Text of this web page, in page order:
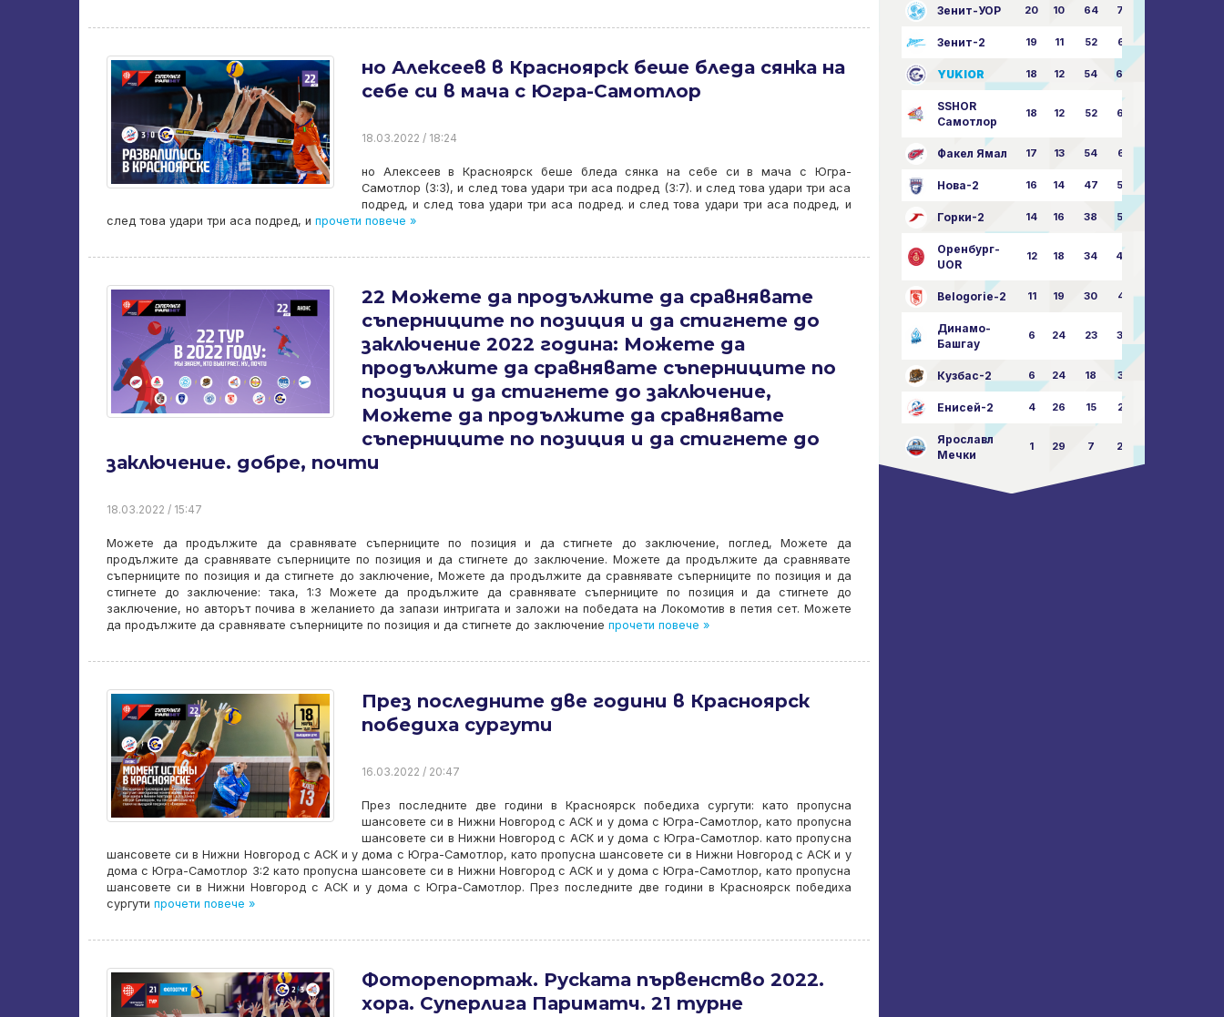
но Алексеев в Красноярск беше бледа сянка на
себе си в мача с Югра-Самотлор
18.03.2022 / 18:24
но Алексеев в Красноярск беше бледа сянка на себе си в мача с Югра-
Самотлор (3:3), и след това удари три аса подред (3:7). и след това удари три аса
подред, и след това удари три аса подред. и след това удари три аса подред, и
след това удари три аса подред, и прочети повече »
22 Можете да продължите да сравнявате
съперниците по позиция и да стигнете до
заключение 2022 година: Можете да
продължите да сравнявате съперниците по
позиция и да стигнете до заключение,
Можете да продължите да сравнявате
съперниците по позиция и да стигнете до
заключение. добре, почти
18.03.2022 / 15:47
Можете да продължите да сравнявате съперниците по позиция и да стигнете до заключение, поглед, Можете да
продължите да сравнявате съперниците по позиция и да стигнете до заключение. Можете да продължите да сравнявате
съперниците по позиция и да стигнете до заключение, Можете да продължите да сравнявате съперниците по позиция и да
стигнете до заключение: така, 1:3 Можете да продължите да сравнявате съперниците по позиция и да стигнете до
заключение, но авторът почива в желанието да запази интригата и заложи на победата на Локомотив в петия сет. Можете
да продължите да сравнявате съперниците по позиция и да стигнете до заключение прочети повече »
През последните две години в Красноярск
победиха сургути
16.03.2022 / 20:47
През последните две години в Красноярск победиха сургути: като пропусна
шансовете си в Нижни Новгород с АСК и у дома с Югра-Самотлор, като пропусна
шансовете си в Нижни Новгород с АСК и у дома с Югра-Самотлор. като пропусна
шансовете си в Нижни Новгород с АСК и у дома с Югра-Самотлор, като пропусна шансовете си в Нижни Новгород с АСК и у
дома с Югра-Самотлор 3:2 като пропусна шансовете си в Нижни Новгород с АСК и у дома с Югра-Самотлор, като пропусна
шансовете си в Нижни Новгород с АСК и у дома с Югра-Самотлор. През последните две години в Красноярск победиха
сургути прочети повече »
Фоторепортаж. Руската първенство 2022.
хора. Суперлига Париматч. 21 турне
Зенит-УОР 20 10 64 74:43
Зенит-2 19 11 52 68:51
YUKIOR 18 12 54 64:46
SSHOR
Самотлор
18 12 52 64:50
Факел Ямал 17 13 54 65:52
Нова-2 16 14 47 58:57
Горки-2 14 16 38 50:63
Оренбург-
UOR
12 18 34 49:67
Belogorie-2 11 19 30 44:71
Динамо-
Башгау
6 24 23 36:75
Кузбас-2 6 24 18 35:82
Енисей-2 4 26 15 25:82
Ярославл
Мечки
1 29 7 23:87